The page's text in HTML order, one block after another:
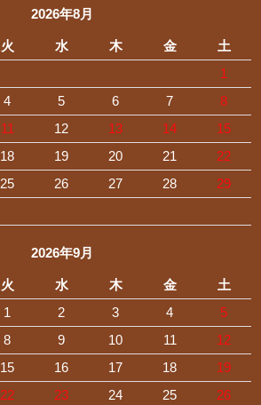
2026年8月
火 水 木 金
土
1
4 5 6 7
8
11 12 13 14
15
18 19 20 21
22
25 26 27 28
29
2026年9月
火 水 木 金
土
1
2 3 4
5
8 9 10 11
12
15 16 17 18
19
22 23 24 25
26